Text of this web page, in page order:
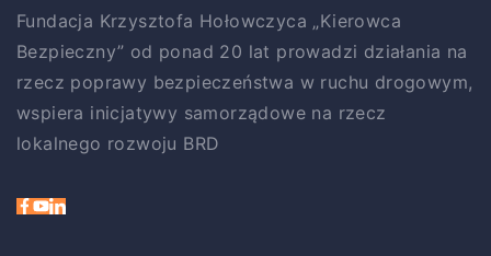
Fundacja Krzysztofa Hołowczyca „Kierowca
Bezpieczny” od ponad 20 lat prowadzi działania na
rzecz poprawy bezpieczeństwa w ruchu drogowym,
wspiera inicjatywy samorządowe na rzecz
lokalnego rozwoju BRD